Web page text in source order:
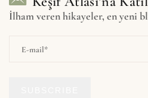
İlham veren hikayeler, en yeni